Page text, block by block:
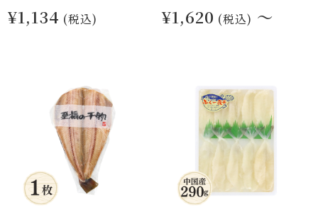
¥1,134 (税込) ¥1,620 (税込) ～